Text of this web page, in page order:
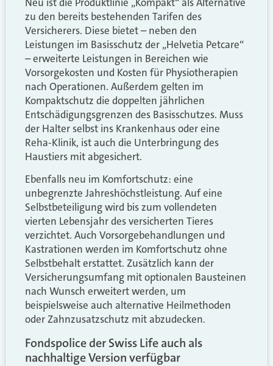
zu den bereits bestehenden Tarifen des
Versicherers. Diese bietet – neben den
Leistungen im Basisschutz der „Helvetia Petcare“
– erweiterte Leistungen in Bereichen wie
Vorsorgekosten und Kosten für Physiotherapien
nach Operationen. Außerdem gelten im
Kompaktschutz die doppelten jährlichen
Entschädigungsgrenzen des Basisschutzes. Muss
der Halter selbst ins Krankenhaus oder eine
Reha-Klinik, ist auch die Unterbringung des
Haustiers mit abgesichert.
Ebenfalls neu im Komfortschutz: eine
unbegrenzte Jahreshöchstleistung. Auf eine
Selbstbeteiligung wird bis zum vollendeten
vierten Lebensjahr des versicherten Tieres
verzichtet. Auch Vorsorgebehandlungen und
Kastrationen werden im Komfortschutz ohne
Selbstbehalt erstattet. Zusätzlich kann der
Versicherungsumfang mit optionalen Bausteinen
nach Wunsch erweitert werden, um
beispielsweise auch alternative Heilmethoden
oder Zahnzusatzschutz mit abzudecken.
Fondspolice der Swiss Life auch als
nachhaltige Version verfügbar